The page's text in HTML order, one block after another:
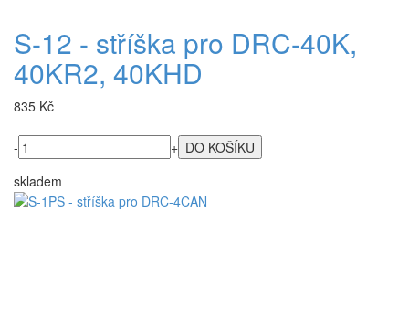
S-12 - stříška pro DRC-40K,
40KR2, 40KHD
835 Kč
-
+
skladem